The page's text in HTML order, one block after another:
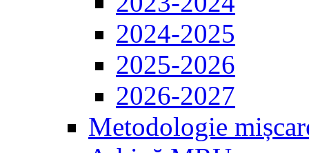
2024-2025
2025-2026
2026-2027
Metodologie